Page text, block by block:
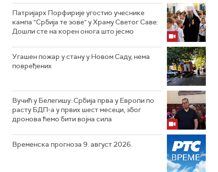
Патријарх Порфирије угостио учеснике
кампа "Србија те зове" у Храму Светог Саве:
Дошли сте на корен онога што јесмо
Угашен пожар у стану у Новом Саду, нема
повређених
Вучић у Белегишу: Србија прва у Европи по
расту БДП-а у првих шест месеци, због
дронова ћемо бити војна сила
Временска прогноза 9. август 2026.